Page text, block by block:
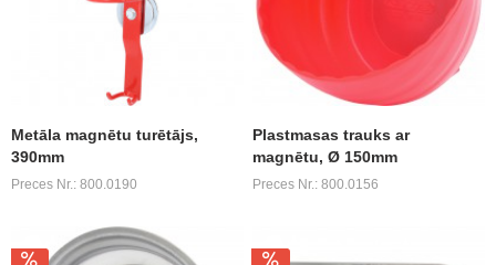
Metāla magnētu turētājs,
390mm
Preces Nr.: 800.0190
Plastmasas trauks ar
magnētu, Ø 150mm
Preces Nr.: 800.0156